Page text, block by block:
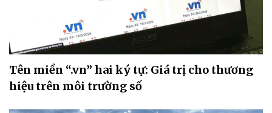
Tên miền “.vn” hai ký tự: Giá trị cho thương
hiệu trên môi trường số